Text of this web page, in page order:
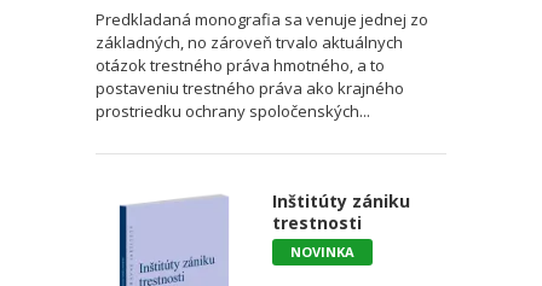
Predkladaná monografia sa venuje jednej zo
základných, no zároveň trvalo aktuálnych
otázok trestného práva hmotného, a to
postaveniu trestného práva ako krajného
prostriedku ochrany spoločenských...
Inštitúty zániku
trestnosti
NOVINKA